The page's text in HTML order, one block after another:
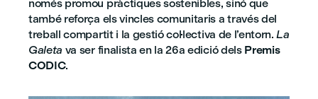
només promou pràctiques sostenibles, sinó que
també reforça els vincles comunitaris a través del
treball compartit i la gestió col·lectiva de l’entorn.La
Galeta va ser finalista en la 26a edició dels Premis
CODIC.